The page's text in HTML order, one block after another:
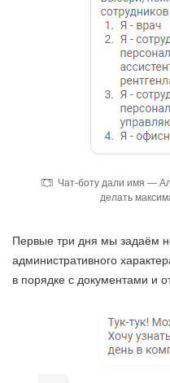
Чат-боту дали имя —
делать
Первые три дня мы задаём
административного
в порядке с документами и